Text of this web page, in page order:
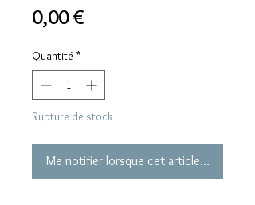
0,00 €
Quantité *
Rupture de stock
Me notifier lorsque cet article est